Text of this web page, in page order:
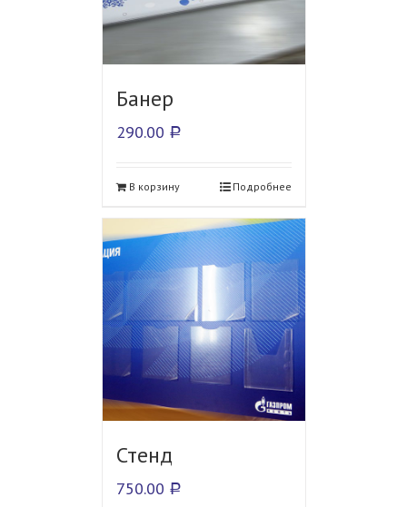
Банер
290.00 Р
В корзину Подробнее
Стенд
750.00 Р